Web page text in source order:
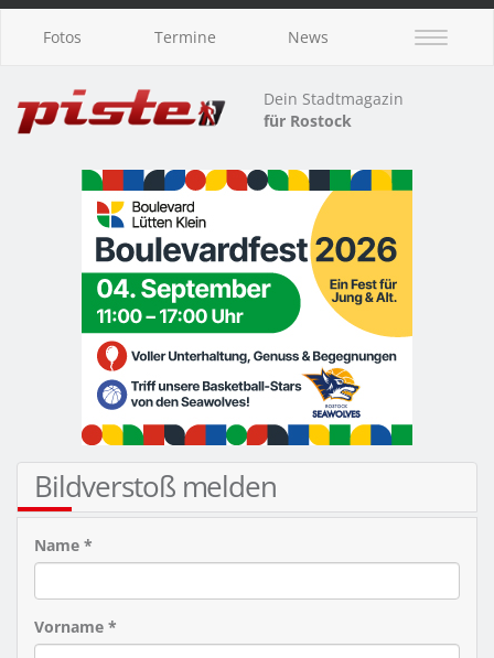
Fotos Termine News
Dein Stadtmagazin
für Rostock
Bildverstoß melden
Name *
Vorname *